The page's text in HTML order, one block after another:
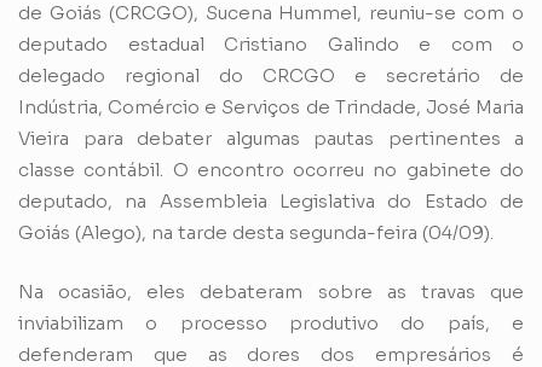
de Goiás (CRCGO), Sucena Hummel, reuniu-se com o
deputado estadual Cristiano Galindo e com o
delegado regional do CRCGO e secretário de
Indústria, Comércio e Serviços de Trindade, José Maria
Vieira para debater algumas pautas pertinentes a
classe contábil. O encontro ocorreu no gabinete do
deputado, na Assembleia Legislativa do Estado de
Goiás (Alego), na tarde desta segunda-feira (04/09).
Na ocasião, eles debateram sobre as travas que
inviabilizam o processo produtivo do país, e
defenderam que as dores dos empresários é